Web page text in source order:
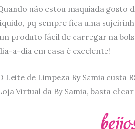
não estou maquiada gosto
pq sempre fica uma
produto fácil de carregar na
a-dia em casa é excelente!
Leite de Limpeza By Samia custa
Virtual da By Samia, basta clicar